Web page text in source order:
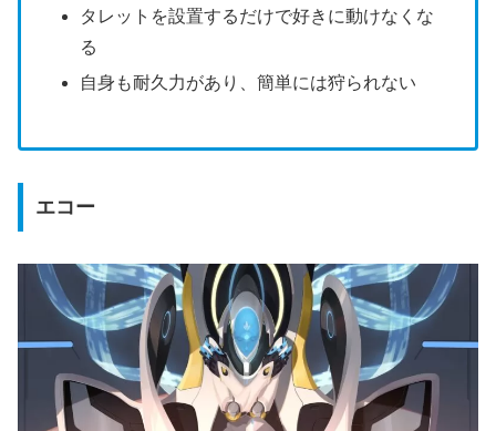
タレットを設置するだけで好きに動けなくな
る
自身も耐久力があり、簡単には狩られない
エコー